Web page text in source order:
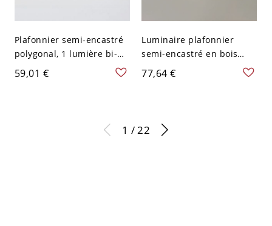
Plafonnier semi-encastré
polygonal, 1 lumière bi-
pin simple en alliage avec
abat-jour vitré, 110V-120V,
59,01 €
Luminaire plafonnier
semi-encastré en bois
moderne avec abat-jour
en verre blanc - Orange
77,64 €
1 / 22